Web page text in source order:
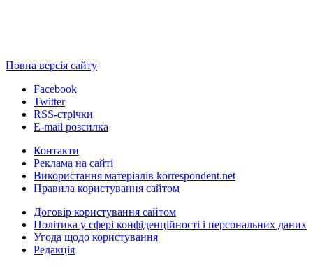
Повна версія сайту
Facebook
Twitter
RSS-стрічки
E-mail розсилка
Контакти
Реклама на сайті
Використання матеріалів korrespondent.net
Правила користування сайтом
Договір користування сайтом
Політика у сфері конфіденційності і персональних даних
Угода щодо користування
Редакція